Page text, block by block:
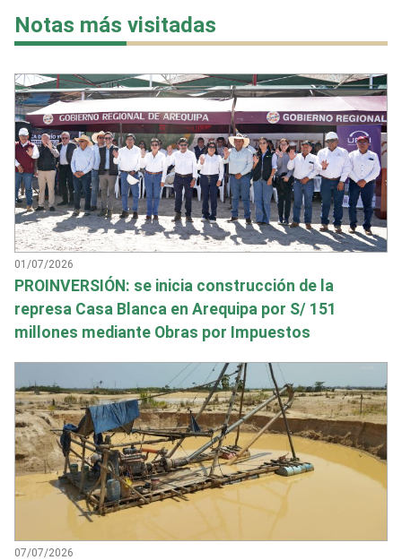
Notas más visitadas
01/07/2026
PROINVERSIÓN: se inicia construcción de la
represa Casa Blanca en Arequipa por S/ 151
millones mediante Obras por Impuestos
07/07/2026